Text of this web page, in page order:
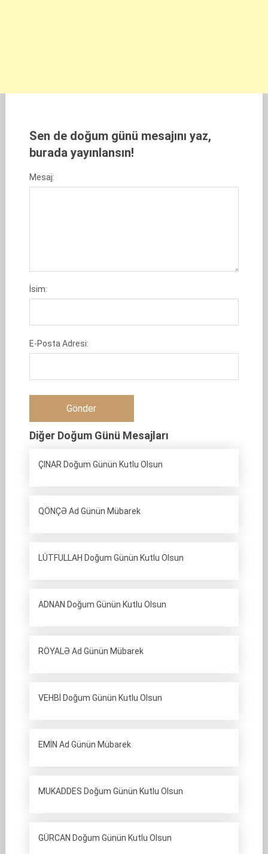
Sen de doğum günü mesajını yaz,
burada yayınlansın!
Mesaj:
İsim:
E-Posta Adresi:
Diğer Doğum Günü Mesajları
ÇINAR Doğum Günün Kutlu Olsun
QÖNÇƏ Ad Günün Mübarek
LÜTFULLAH Doğum Günün Kutlu Olsun
ADNAN Doğum Günün Kutlu Olsun
RÖYALƏ Ad Günün Mübarek
VEHBİ Doğum Günün Kutlu Olsun
EMİN Ad Günün Mübarek
MUKADDES Doğum Günün Kutlu Olsun
GÜRCAN Doğum Günün Kutlu Olsun